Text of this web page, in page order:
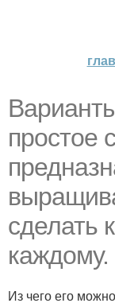
простое
сделать
каждому.
Из чего его